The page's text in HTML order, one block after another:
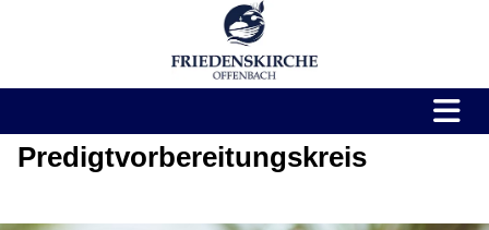
Predigtvorbereitungskreis